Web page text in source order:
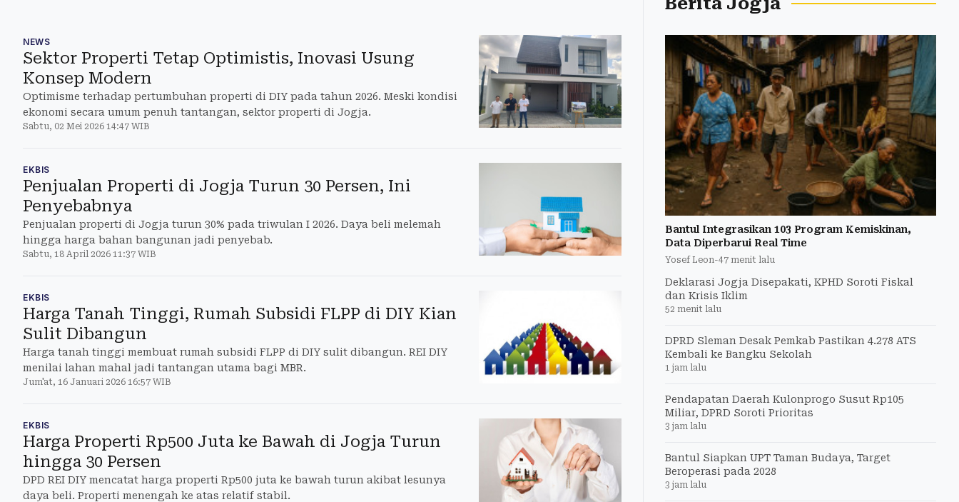
NEWS
Sektor Properti Tetap Optimistis, Inovasi Usung
Konsep Modern
Optimisme terhadap pertumbuhan properti di DIY pada tahun 2026. Meski kondisi
ekonomi secara umum penuh tantangan, sektor properti di Jogja.
Sabtu, 02 Mei 2026 14:47 WIB
EKBIS
Penjualan Properti di Jogja Turun 30 Persen, Ini
Penyebabnya
Penjualan properti di Jogja turun 30% pada triwulan I 2026. Daya beli melemah
hingga harga bahan bangunan jadi penyebab.
Sabtu, 18 April 2026 11:37 WIB
EKBIS
Harga Tanah Tinggi, Rumah Subsidi FLPP di DIY Kian
Sulit Dibangun
Harga tanah tinggi membuat rumah subsidi FLPP di DIY sulit dibangun. REI DIY
menilai lahan mahal jadi tantangan utama bagi MBR.
Jum'at, 16 Januari 2026 16:57 WIB
EKBIS
Harga Properti Rp500 Juta ke Bawah di Jogja Turun
hingga 30 Persen
DPD REI DIY mencatat harga properti Rp500 juta ke bawah turun akibat lesunya
daya beli. Properti menengah ke atas relatif stabil.
Bantul Integrasikan 103 Program Kemiskinan,
Data Diperbarui Real Time
Yosef Leon-47 menit lalu
Deklarasi Jogja Disepakati, KPHD Soroti Fiskal
dan Krisis Iklim
52 menit lalu
DPRD Sleman Desak Pemkab Pastikan 4.278 ATS
Kembali ke Bangku Sekolah
1 jam lalu
Pendapatan Daerah Kulonprogo Susut Rp105
Miliar, DPRD Soroti Prioritas
3 jam lalu
Bantul Siapkan UPT Taman Budaya, Target
Beroperasi pada 2028
3 jam lalu